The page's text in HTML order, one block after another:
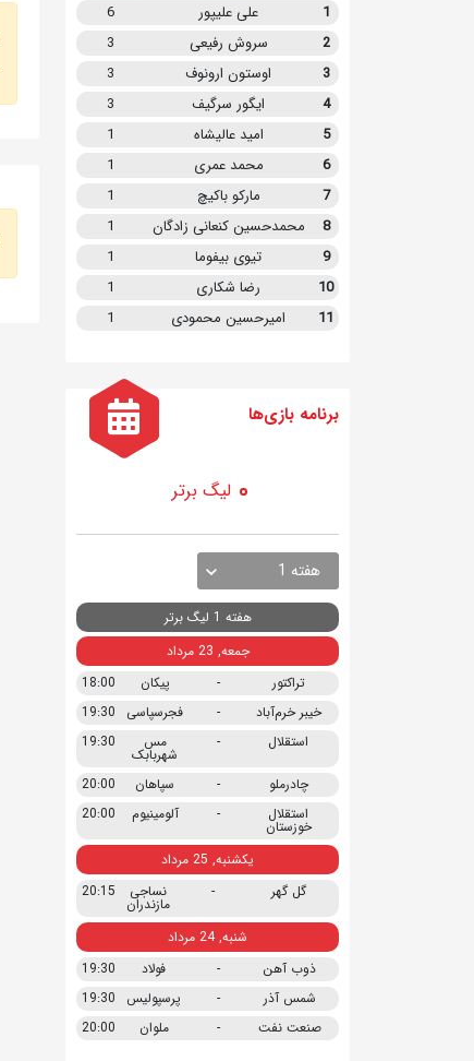
1 علی علیپور
6
2
سروش رفیعی
3
3
اوستون ارونوف
3
4
ایگور سرگیف
3
5
امید عالیشاه
1
6
محمد عمری
1
7
مارکو باکیچ
1
8
محمدحسین کنعانی زادگان
1
9
تیوی بیفوما
1
10
رضا شکاری
1
11
امیرحسین محمودی 1
برنامه بازی ها
لیگ برتر
هفته 1
هفته 1 لیگ برتر
جمعه, 23 مرداد
تراکتور
- پیکان
18:00
خیبر خرم‌آباد
- فجرسپاسی
19:30
استقلال
- مس
شهربابک
19:30
چادرملو - سپاهان
20:00
استقلال
خوزستان
- آلومینیوم 20:00
یکشنبه, 25 مرداد
گل گهر
- نساجی
مازندران
20:15
شنبه, 24 مرداد
ذوب آهن
- فولاد
19:30
شمس آذر
- پرسپولیس
19:30
صنعت نفت
- ملوان 20:00